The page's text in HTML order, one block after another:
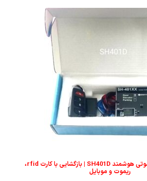
دربازکن کارتی و ریموتی هوشمند SH401D | بازگشایی با کارت rfid،
ریموت و موبایل